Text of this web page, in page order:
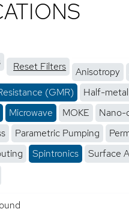
Reset Filters Anisotropy
(GMR)
Half-
Microwave MOKE Nano-
Parametric Pumping
Spintronics Surface